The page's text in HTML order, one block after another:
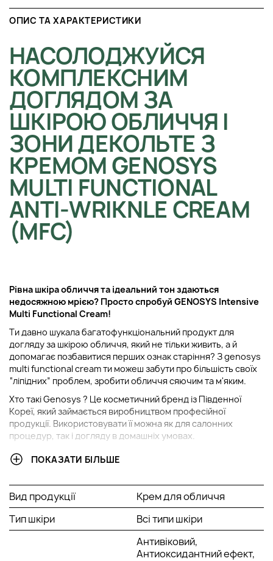
ОПИС ТА ХАРАКТЕРИСТИКИ
НАСОЛОДЖУЙСЯ
КОМПЛЕКСНИМ
ДОГЛЯДОМ ЗА
ШКІРОЮ ОБЛИЧЧЯ І
ЗОНИ ДЕКОЛЬТЕ З
КРЕМОМ GENOSYS
MULTI FUNCTIONAL
ANTI-WRIKNLE CREAM
(MFC)
Рівна шкіра обличчя та ідеальний тон здаються
недосяжною мрією? Просто спробуй GENOSYS Intensive
Multi Functional Cream!
Ти давно шукала багатофункціональний продукт для
догляду за шкірою обличчя, який не тільки живить, а й
допомагає позбавитися перших ознак старіння? З genosys
multi functional cream ти можеш забути про більшість своїх
“ліпідних” проблем, зробити обличчя сяючим та м'яким.
Хто такі Genosys ? Це косметичний бренд із Південної
Кореї, який займається виробництвом професійної
продукції. Використовувати її можна як для салонних
процедур, так і догляду в домашніх умовах.
У чому полягають основні особливості genosys
мультифункціонального крему?
Виявляє яскраво виражений антивіковий ефект.
Розгладжує глибокі зморшки.
Вирівнює тон обличчя та відбілює його.
Дає антиоксидантну дію.
ПОКАЗАТИ БІЛЬШЕ
Вид продукції
Крем для обличчя
Тип шкіри
Всі типи шкіри
Антивіковий,
Антиоксидантний ефект,